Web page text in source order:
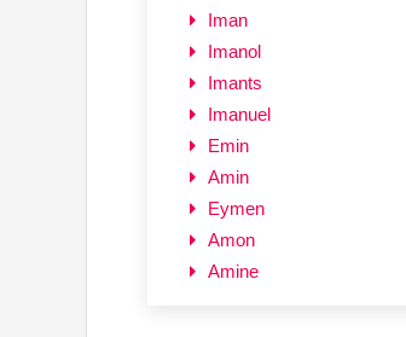
Iman
Imanol
Imants
Imanuel
Emin
Amin
Eymen
Amon
Amine